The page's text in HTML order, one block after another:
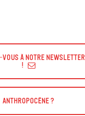
vous à Notre Newsletter
!
Anthropocène ?